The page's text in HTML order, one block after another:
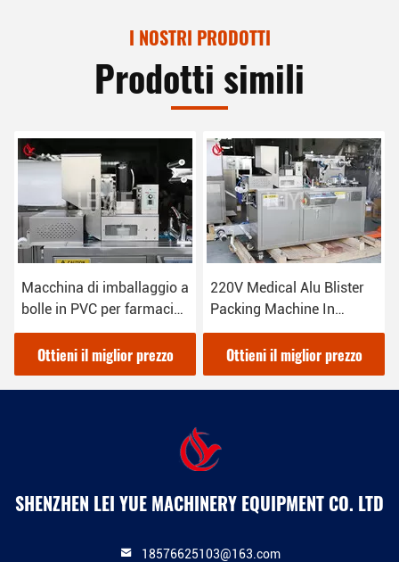
I NOSTRI PRODOTTI
Prodotti simili
220V Medical Alu Blister
Packing Machine In
Pharmacy Packaging
Ottieni il miglior prezzo
Apparecchiature per la
macchina di imballaggio
per bolle di PVC in
alluminio per medicina 2,4
kW
Ottieni il miglior prezzo
SHENZHEN LEI YUE MACHINERY EQUIPMENT CO. LTD
18576625103@163.com